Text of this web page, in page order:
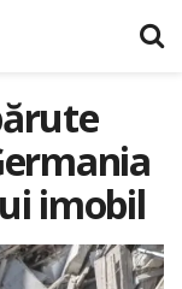
imobil